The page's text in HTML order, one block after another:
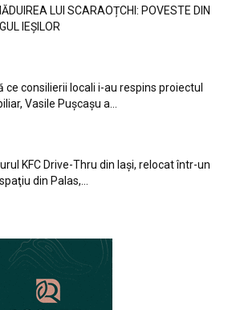
LUI SCARAOȚCHI: POVESTE DIN
IEȘILOR
ce consilierii locali i-au respins proiectul
Vasile Pușcașu a...
KFC Drive-Thru din Iași, relocat într-un
din Palas,...